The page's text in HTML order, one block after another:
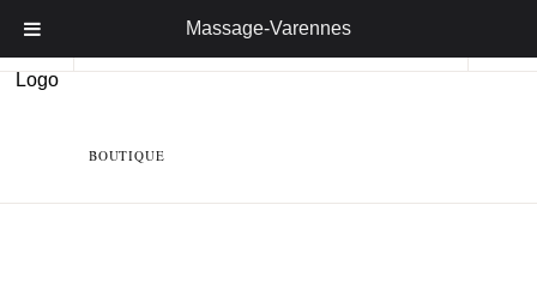
BOUTIQUE
Massage-Varennes